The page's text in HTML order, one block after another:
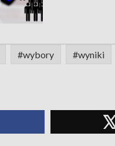
#wybory #wyniki